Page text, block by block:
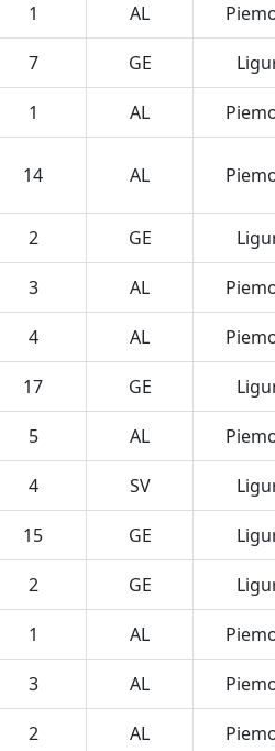
1 AL
7 GE
1 AL
14 AL
2 GE
3 AL
4 AL
17 GE
5 AL
4 SV
15 GE
2 GE
1 AL
3 AL
2 AL